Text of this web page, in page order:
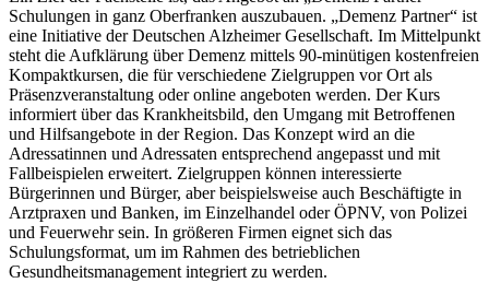
Schulungen in ganz Oberfranken auszubauen. „Demenz Partner“ ist
eine Initiative der Deutschen Alzheimer Gesellschaft. Im Mittelpunkt
steht die Aufklärung über Demenz mittels 90-minütigen kostenfreien
Kompaktkursen, die für verschiedene Zielgruppen vor Ort als
Präsenzveranstaltung oder online angeboten werden. Der Kurs
informiert über das Krankheitsbild, den Umgang mit Betroffenen
und Hilfsangebote in der Region. Das Konzept wird an die
Adressatinnen und Adressaten entsprechend angepasst und mit
Fallbeispielen erweitert. Zielgruppen können interessierte
Bürgerinnen und Bürger, aber beispielsweise auch Beschäftigte in
Arztpraxen und Banken, im Einzelhandel oder ÖPNV, von Polizei
und Feuerwehr sein. In größeren Firmen eignet sich das
Schulungsformat, um im Rahmen des betrieblichen
Gesundheitsmanagement integriert zu werden.